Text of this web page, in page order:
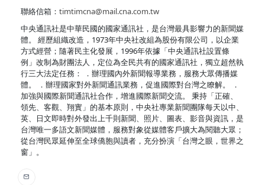
聯絡信箱： timtimcna@mail.cna.com.tw
中央通訊社是中華民國的國家通訊社，是台灣最具影響力的新聞媒
體。 經歷組織改造，1973年中央社改組為股份有限公司，以企業
方式經營；隨著民主化發展，1996年依據「中央通訊社設置條
例」改制為財團法人，定位為全民共有的國家通訊社，獨立超然執
行三大法定任務： ．辦理國內外新聞報導業務，服務大眾傳播媒
體。 ．辦理國家對外新聞通訊業務，促進國際對台灣之瞭解。 ．
加強與國際新聞通訊社合作，增進國際新聞交流。 秉持「正確、
領先、客觀、翔實」的基本原則，中央社專業新聞團隊每天以中、
英、日文即時對外發出上千則新聞、照片、圖表、影音與資訊，是
台灣唯一多語文新聞媒體，服務對象從媒體客戶擴大為閱聽大眾；
從台灣民眾延伸至全球僑胞與讀者，充分扮演「台灣之眼，世界之
窗」。